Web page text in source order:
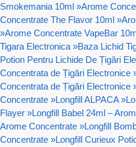
Smokemania 10ml »Arome
Concentrate The Flavor 10ml »
»Arome Concentrate VapeBar
Tigara Electronica »Baza Lichid
Potion Pentru Lichide De Țigări
Concentrata de Țigări Electronice
Concentrata de Țigări Electronice
Concentrate »Longfill ALPACA »
Flayer »Longfill Babel 24ml –
Arome Concentrate »Longfill
Concentrate »Longfill Curieux